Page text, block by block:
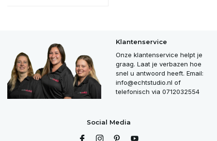
Klantenservice
Onze klantenservice helpt je
graag. Laat je verbazen hoe
snel u antwoord heeft. Email:
info@echtstudio.nl of
telefonisch via 0712032554
Social Media